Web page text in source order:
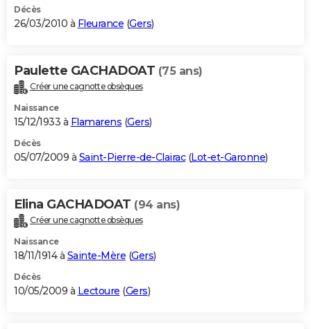
Décès
26/03/2010 à Fleurance (Gers)
Paulette GACHADOAT (75 ans)
Créer une cagnotte obsèques
Naissance
15/12/1933 à Flamarens (Gers)
Décès
05/07/2009 à Saint-Pierre-de-Clairac(Lot-et-Garonne)
Elina GACHADOAT (94 ans)
Créer une cagnotte obsèques
Naissance
18/11/1914 à Sainte-Mère (Gers)
Décès
10/05/2009 à Lectoure (Gers)